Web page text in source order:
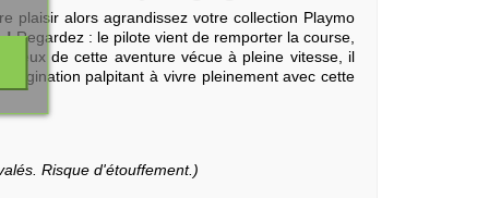
plaisir alors agrandissez votre collection Playmo
!Regardez : le pilote vient de remporter la course,
de cette aventure vécue à pleine vitesse, il
palpitant à vivre pleinement avec cette
Risque d'étouffement.)